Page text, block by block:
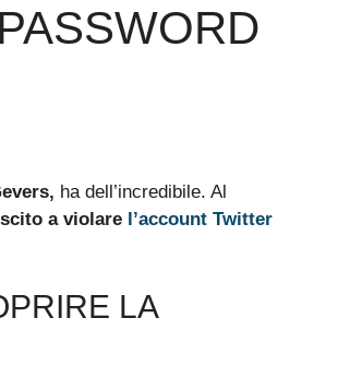
ha dell’incredibile. Al
a violare l’account Twitter
LA